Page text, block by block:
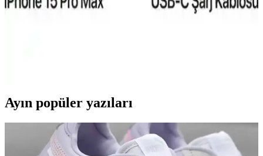
iPhone 15 Pro Taksit Seçenekleri ve Elektronik
Ayın popüler yazıları